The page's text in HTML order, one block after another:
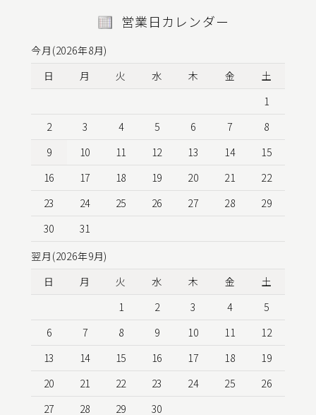
営業日カレンダー
今月(2026年8月)
日
月 火 水 木 金
土
1
2
3 4 5 6 7
8
9
10 11 12 13 14
15
16
17 18 19 20 21
22
23
24 25 26 27 28
29
30
31
翌月(2026年9月)
日
月 火 水 木 金
土
1
2 3 4
5
6
7 8 9 10 11
12
13
14 15 16 17 18
19
20
21 22 23 24 25
26
27
28 29
30